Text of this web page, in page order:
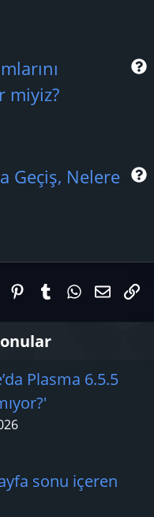
S
miyiz?
S
Geçiş, Nelere
PinterestTumblrE-
Plasma 6.5.5
sonu içeren